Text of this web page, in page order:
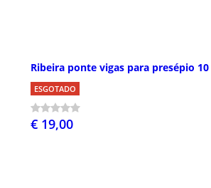
Ribeira ponte vigas para presépio
ESGOTADO
€ 19,00